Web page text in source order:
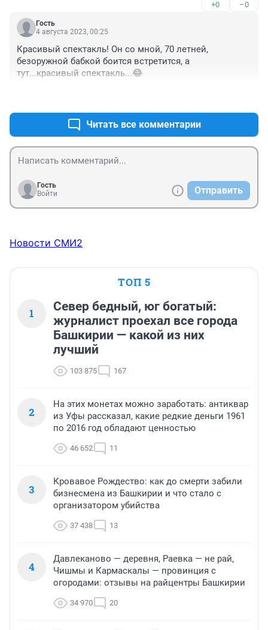
+0 –0
Гость
4 августа 2023, 00:25
Красивый спектакль! Он со мной, 70 летней,
безоружной бабкой боится встретится, а
тут...красивый спектакль...😂
Читать все комментарии
Гость
Войти
Отправить
Новости СМИ2
ТОП 5
1
Север бедный, юг богатый:
журналист проехал все города
Башкирии — какой из них
лучший
103 875 167
2
На этих монетах можно заработать: антиквар
из Уфы рассказал, какие редкие деньги 1961
по 2016 год обладают ценностью
46 652 11
3
Кровавое Рождество: как до смерти забили
бизнесмена из Башкирии и что стало с
организатором убийства
37 438 13
4
Давлеканово — деревня, Раевка — не рай,
Чишмы и Кармаскалы — провинция с
огородами: отзывы на райцентры Башкирии
34 970 20